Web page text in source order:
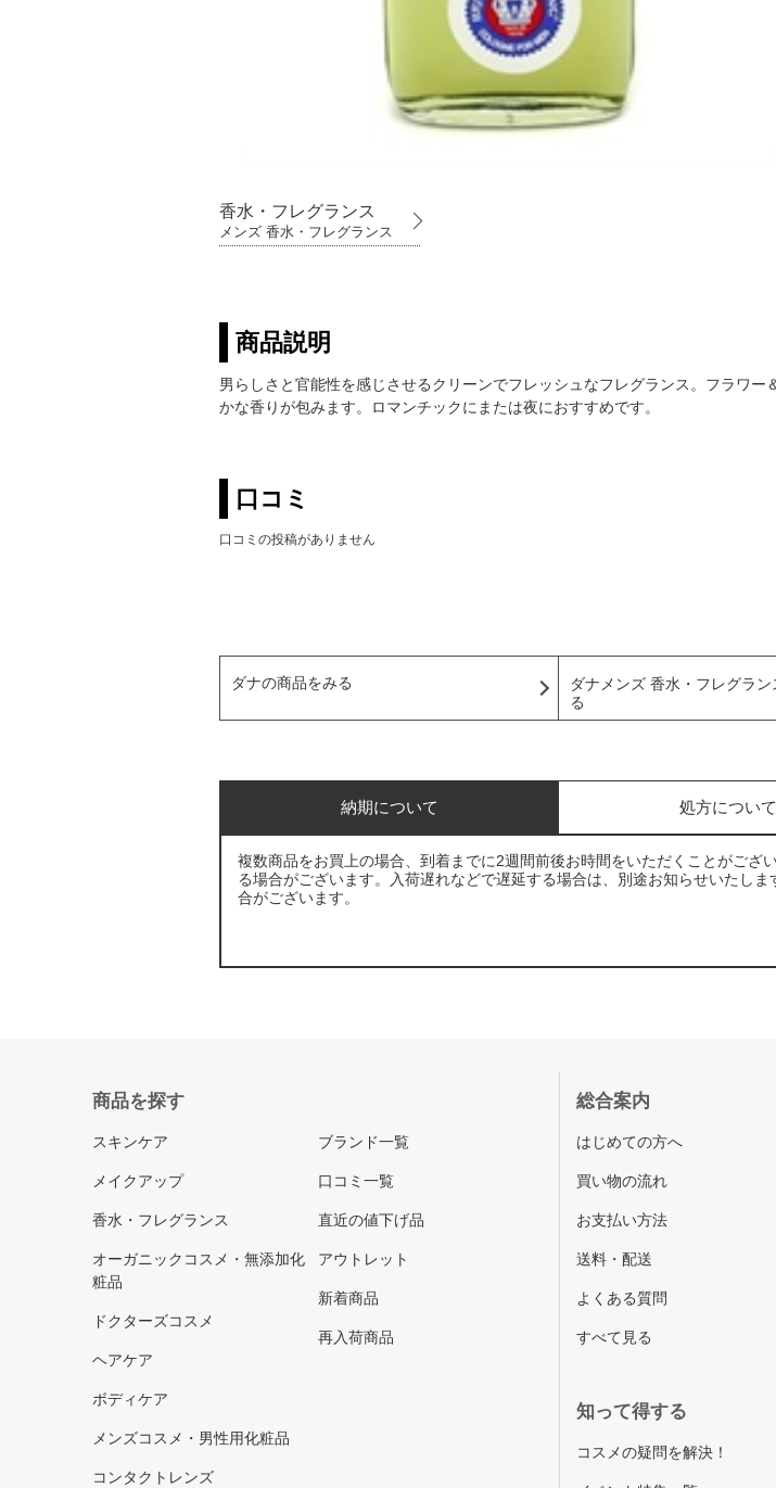
香水・フレグランス
メンズ 香水・フレグランス
商品説明
男らしさと官能性を感じさせるクリーンでフレッシュなフレグランス。フラワ
かな香りが包みます。ロマンチックにまたは夜におすすめです。
口コミ
口コミの投稿がありません
ダナの商品をみる
ダナメンズ 香水・フレグラン
る
納期について 処方について
複数商品をお買上の場合、到着までに2週間前後お時間をいただくことがご
る場合がございます。入荷遅れなどで遅延する場合は、別途お知らせいたし
合がございます。
商品を探す
スキンケア
メイクアップ
香水・フレグランス
オーガニックコスメ・無添加化
粧品
ドクターズコスメ
ヘアケア
ボディケア
メンズコスメ・男性用化粧品
コンタクトレンズ
ブランド一覧
口コミ一覧
直近の値下げ品
アウトレット
新着商品
再入荷商品
総合案内
はじめての方へ
買い物の流れ
お支払い方法
送料・配送
よくある質問
すべて見る
知って得する
コスメの疑問を解決！